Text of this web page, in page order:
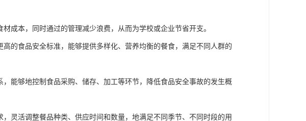
成本，同时通过的管理减少浪费，从而为学校或企业节省开支。
的食品安全标准，能够提供多样化、营养均衡的餐食，满足不同人群的
能够地控制食品采购、储存、加工等环节，降低食品安全事故的发生概
灵活调整餐品种类、供应时间和数量，地满足不同季节、不同时段的用